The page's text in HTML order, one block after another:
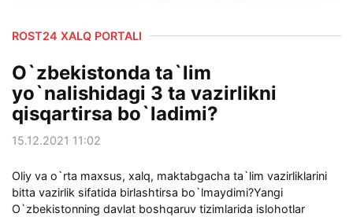
ROST24 XALQ PORTALI
O`zbekistonda ta`lim
yo`nalishidagi 3 ta vazirlikni
qisqartirsa bo`ladimi?
15.12.2021 11:02
Oliy va o`rta maxsus, xalq, maktabgacha ta`lim vazirliklarini
bitta vazirlik sifatida birlashtirsa bo`lmaydimi?Yangi
O`zbekistonning davlat boshqaruv tizimlarida islohotlar